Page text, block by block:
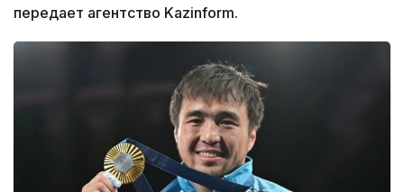
передает агентство Kazinform.